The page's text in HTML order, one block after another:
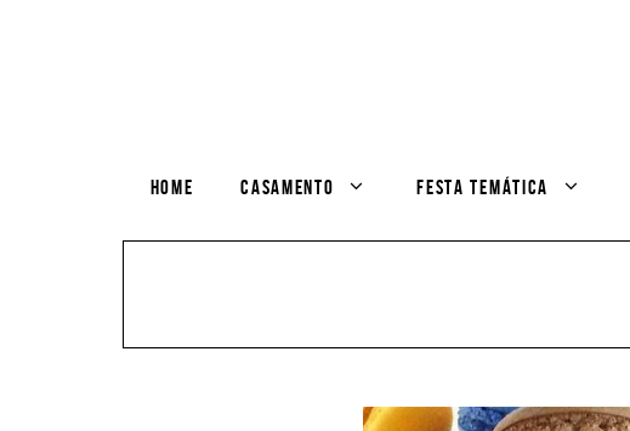
HOME CASAMENTO FESTA TEMÁTICA